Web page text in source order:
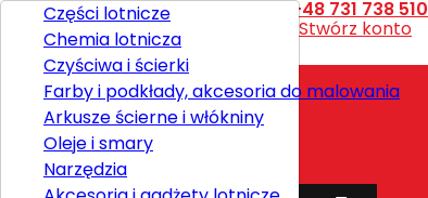
Kontakt Telefon:+48 731 738 510
Witaj,
Stwórz konto
Polski
Wysyłka
Razem
Części lotnicze
Chemia lotnicza
Czyściwa i ścierki
Farby i podkłady, akcesoria do malowania
Arkusze ścierne i włókniny
Oleje i smary
Narzędzia